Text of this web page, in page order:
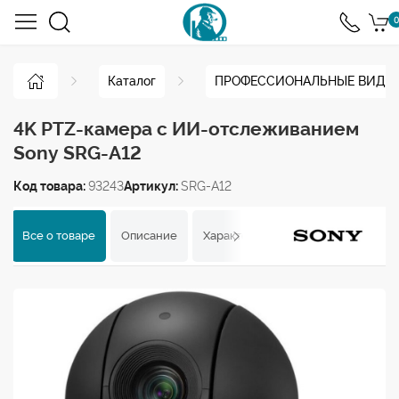
0
Каталог ПРОФЕССИОНАЛЬНЫЕ
4K PTZ-камера с ИИ-отслеживанием
Sony SRG-A12
Код товара:93243Артикул:SRG-A12
Все о товаре Описание Характеристики Отзывы